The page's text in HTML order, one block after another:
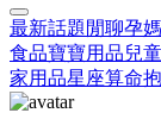
最新話題 閒聊孕
食品寶寶用品兒
家用品星座算命